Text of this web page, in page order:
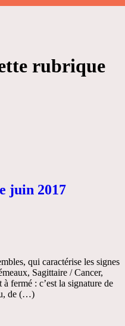
rubrique
juin 2017
qui caractérise les signes
Sagittaire / Cancer,
fermé : c’est la signature de
de (…)